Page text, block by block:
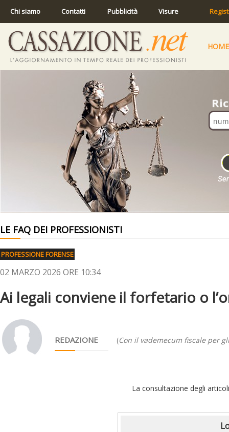
Chi siamo Contatti Pubblicità Visure
HOME
LE FAQ DEI PROFESSIONISTI
PROFESSIONE FORENSE
02 MARZO 2026 ORE 10:34
Ai legali conviene il forfetario o
REDAZIONE (Con il vademecum fiscale per
La consultazione degli